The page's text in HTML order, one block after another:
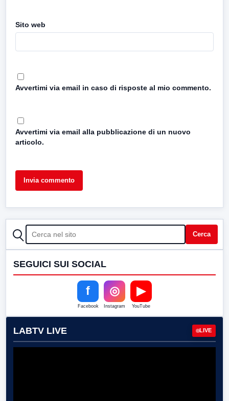
Sito web
Avvertimi via email in caso di risposte al mio commento.
Avvertimi via email alla pubblicazione di un nuovo
articolo.
CERCA Cerca
SEGUICI SUI SOCIAL
f
Facebook
◎
Instagram
▶
YouTube
LABTV LIVE LIVE